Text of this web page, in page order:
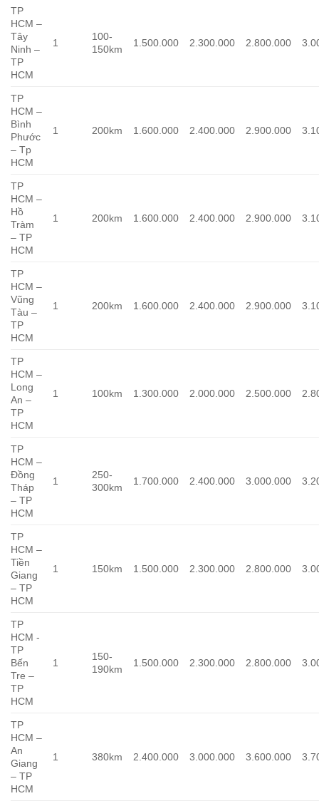
TP
HCM –
Tây
Ninh –
TP
HCM
1
100-
150km
1.500.000 2.300.000 2.800.000
TP
HCM –
Bình
Phước
– Tp
HCM
1 200km 1.600.000 2.400.000 2.900.000
TP
HCM –
Hồ
Tràm
– TP
HCM
1 200km 1.600.000 2.400.000 2.900.000
TP
HCM –
Vũng
Tàu –
TP
HCM
1 200km 1.600.000 2.400.000 2.900.000
TP
HCM –
Long
An –
TP
HCM
1 100km 1.300.000 2.000.000 2.500.000
TP
HCM –
Đồng
Tháp
– TP
HCM
1
250-
300km
1.700.000 2.400.000 3.000.000
TP
HCM –
Tiền
Giang
– TP
HCM
1 150km 1.500.000 2.300.000 2.800.000
TP
HCM -
TP
Bến
Tre –
TP
HCM
1
150-
190km
1.500.000 2.300.000 2.800.000
TP
HCM –
An
Giang
– TP
HCM
1 380km 2.400.000 3.000.000 3.600.000